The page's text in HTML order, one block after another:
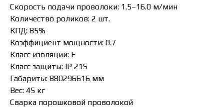
Скорость подачи проволоки: 1.5–16.0 м/мин
Количество роликов: 2 шт.
КПД: 85%
Коэффициент мощности: 0.7
Класс изоляции: F
Класс защиты: IP 21S
Габариты: 880296616 мм
Вес: 45 кг
Сварка порошковой проволокой